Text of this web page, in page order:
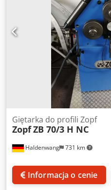
Szerokość maszyny: 700 mm
Wysokość maszyny: 1400 mm
Wydajność gięcia: Profil
mm Profil dwuteowy - na
kątowy 50 x 5 (r 1200) mm
Maks. średnica rury 70 x 2 (r
kwadratowy 50 x 40 x 3 mm
Haldenwang 731 km
Giętarka do profili Zopf
ZopfZB 70/3 H NC
Informacja o cenie